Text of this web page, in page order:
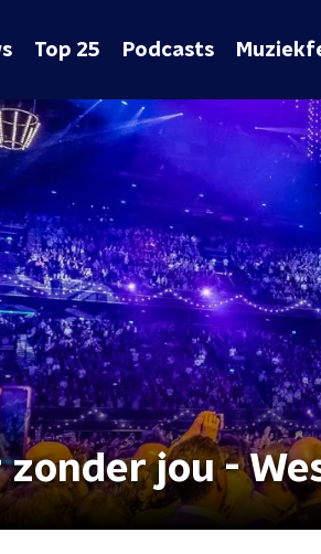
Top 25 Podcasts
zonder jou -